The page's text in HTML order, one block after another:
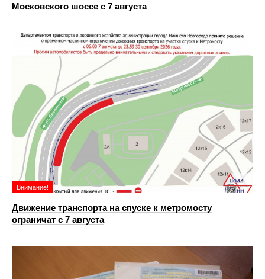
Московского шоссе с 7 августа
Внимание!
Движение транспорта на спуске к метромосту
ограничат с 7 августа